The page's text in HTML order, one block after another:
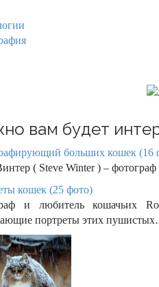
вам будет
больших кошек (16
( Steve Winter ) –
кошек (25 фото)
и любитель кошачьих
портреты этих